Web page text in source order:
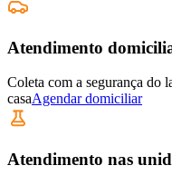
Atendimento
Coleta com a segurança do
casaAgendar domiciliar
Atendimento nas